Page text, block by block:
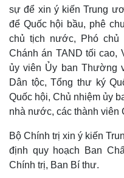
Thế giới
sự để xin ý kiến Trung
để Quốc hội bầu, phê
chủ tịch nước, Phó chủ
Chánh án TAND tối cao,
ủy viên Ủy ban Thường
Dân tộc, Tổng thư ký
Quốc hội, Chủ nhiệm ủy
nhà nước, các thành viên
Bộ Chính trị xin ý kiến
định quy hoạch Ban
Chính trị, Ban Bí thư.